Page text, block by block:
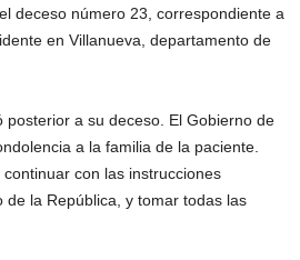
deceso número 23, correspondiente a
en Villanueva, departamento de
posterior a su deceso. El Gobierno de
a la familia de la paciente.
con las instrucciones
la República, y tomar todas las